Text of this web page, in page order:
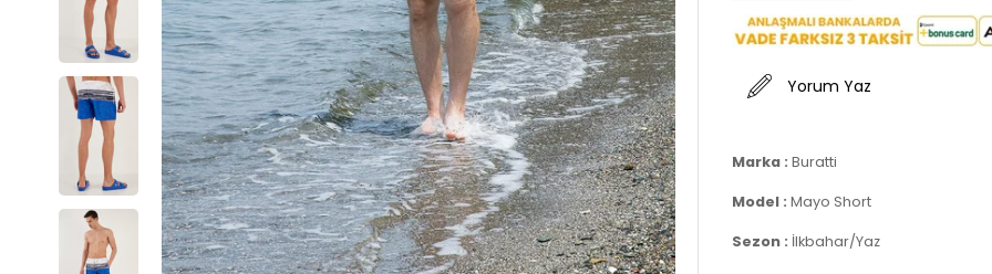
Yorum Yaz
Marka : Buratti
Model : Mayo Short
Sezon : İlkbahar/Yaz